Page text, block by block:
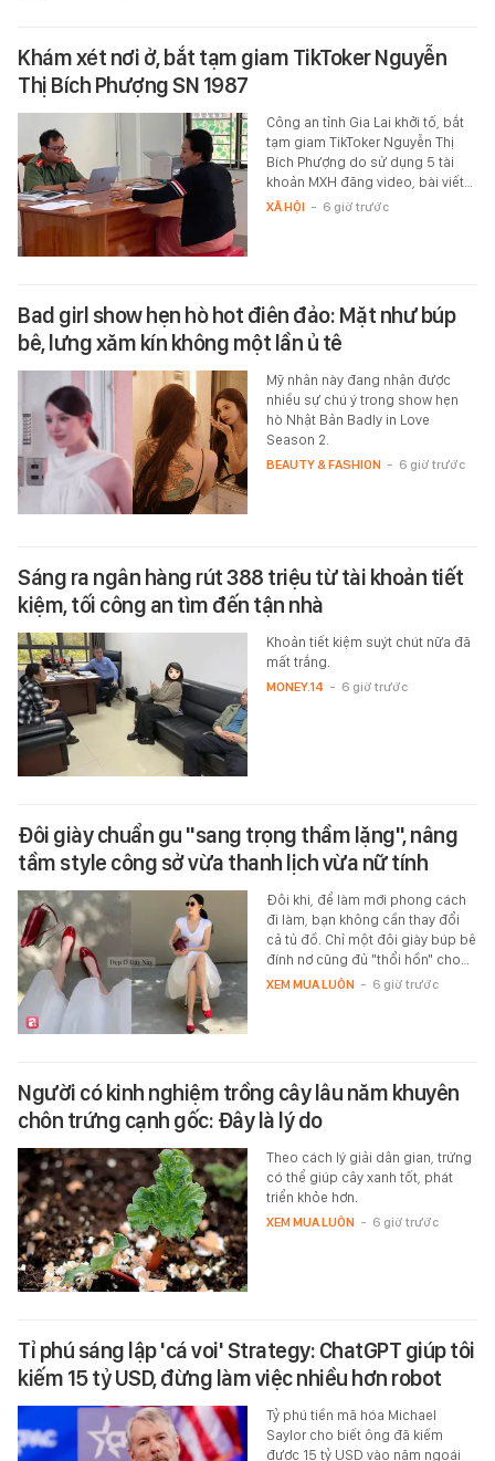
Khám xét nơi ở, bắt tạm giam TikToker Nguyễn
Thị Bích Phượng SN 1987
Công an tỉnh Gia Lai khởi tố, bắt
tạm giam TikToker Nguyễn Thị
Bích Phượng do sử dụng 5 tài
khoản MXH đăng video, bài viết…
XÃ HỘI - 6 giờ trước
Bad girl show hẹn hò hot điên đảo: Mặt như búp
bê, lưng xăm kín không một lần ủ tê
Mỹ nhân này đang nhận được
nhiều sự chú ý trong show hẹn
hò Nhật Bản Badly in Love
Season 2.
BEAUTY & FASHION - 6 giờ trước
Sáng ra ngân hàng rút 388 triệu từ tài khoản tiết
kiệm, tối công an tìm đến tận nhà
Khoản tiết kiệm suýt chút nữa đã
mất trắng.
MONEY.14 - 6 giờ trước
Đôi giày chuẩn gu "sang trọng thầm lặng", nâng
tầm style công sở vừa thanh lịch vừa nữ tính
Đôi khi, để làm mới phong cách
đi làm, bạn không cần thay đổi
cả tủ đồ. Chỉ một đôi giày búp bê
đính nơ cũng đủ "thổi hồn" cho…
XEM MUA LUÔN - 6 giờ trước
Người có kinh nghiệm trồng cây lâu năm khuyên
chôn trứng cạnh gốc: Đây là lý do
Theo cách lý giải dân gian, trứng
có thể giúp cây xanh tốt, phát
triển khỏe hơn.
XEM MUA LUÔN - 6 giờ trước
Tỉ phú sáng lập 'cá voi' Strategy: ChatGPT giúp tôi
kiếm 15 tỷ USD, đừng làm việc nhiều hơn robot
Tỷ phú tiền mã hóa Michael
Saylor cho biết ông đã kiếm
được 15 tỷ USD vào năm ngoái